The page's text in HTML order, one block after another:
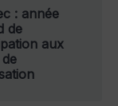
: année
de
aux